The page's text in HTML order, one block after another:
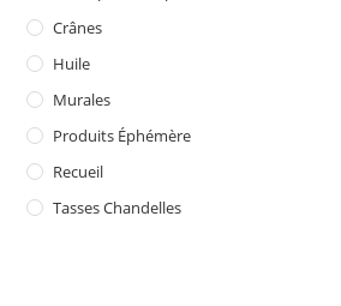
Crânes
Huile
Murales
Produits Éphémère
Recueil
Tasses Chandelles